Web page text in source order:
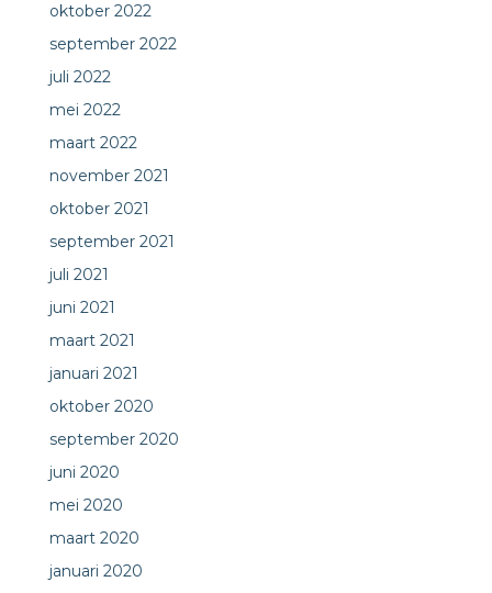
oktober 2022
september 2022
juli 2022
mei 2022
maart 2022
november 2021
oktober 2021
september 2021
juli 2021
juni 2021
maart 2021
januari 2021
oktober 2020
september 2020
juni 2020
mei 2020
maart 2020
januari 2020